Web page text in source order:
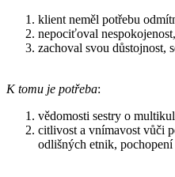
klient neměl potřebu
nepociťoval
zachoval svou důstojnost,
K tomu je potřeba:
vědomosti sestry o
citlivost a vnímavost vůči
odlišných etnik,